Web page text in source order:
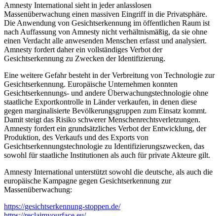
Amnesty International sieht in jeder anlasslosen
Massenüberwachung einen massiven Eingriff in die Privatsphäre.
Die Anwendung von Gesichtserkennung im öffentlichen Raum ist
nach Auffassung von Amnesty nicht verhältnismäßig, da sie ohne
einen Verdacht alle anwesenden Menschen erfasst und analysiert.
Amnesty fordert daher ein vollständiges Verbot der
Gesichtserkennung zu Zwecken der Identifizierung.
Eine weitere Gefahr besteht in der Verbreitung von Technologie zur
Gesichtserkennung. Europäische Unternehmen konnten
Gesichtserkennungs- und andere Überwachungstechnologie ohne
staatliche Exportkontrolle in Länder ­verkaufen, in denen diese
gegen mar­ginalisierte Bevölkerungsgruppen zum Einsatz kommt.
Damit steigt das Risiko schwerer Menschenrechtsverletzungen.
Amnesty fordert ein grundsätzliches ­Verbot der Entwicklung, der
Produktion, des Verkaufs und des Exports von
Gesichtserkennungstechnologie zu Iden­tifizierungszwecken, das
sowohl für ­staatliche Institutionen als auch für ­private Akteure gilt.
Amnesty International unterstützt sowohl die deutsche, als auch die
europäische Kampagne gegen Gesichtserkennung zur
Massenüberwachung:
https://gesichtserkennung-stoppen.de/